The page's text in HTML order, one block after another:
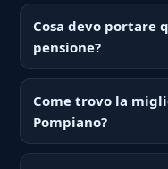
Cosa devo portare
pensione?
Come trovo la
Pompiano?